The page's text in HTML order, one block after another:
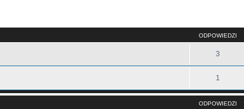
ODPOWIEDZI
3
1
ODPOWIEDZI